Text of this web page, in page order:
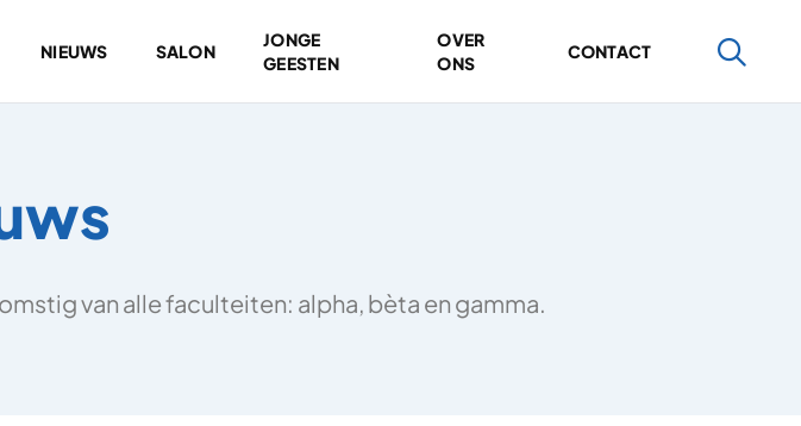
NIEUWS SALON
JONGE
GEESTEN
OVER
ONS
CONTACT
van alle faculteiten: alpha, bèta en gamma.